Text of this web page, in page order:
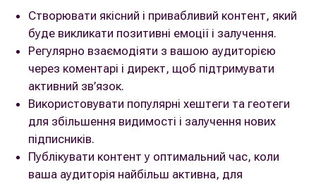
Створювати якісний і привабливий контент, який
буде викликати позитивні емоції і залучення.
Регулярно взаємодіяти з вашою аудиторією
через коментарі і директ, щоб підтримувати
активний зв’язок.
Використовувати популярні хештеги та геотеги
для збільшення видимості і залучення нових
підписників.
Публікувати контент у оптимальний час, коли
ваша аудиторія найбільш активна, для